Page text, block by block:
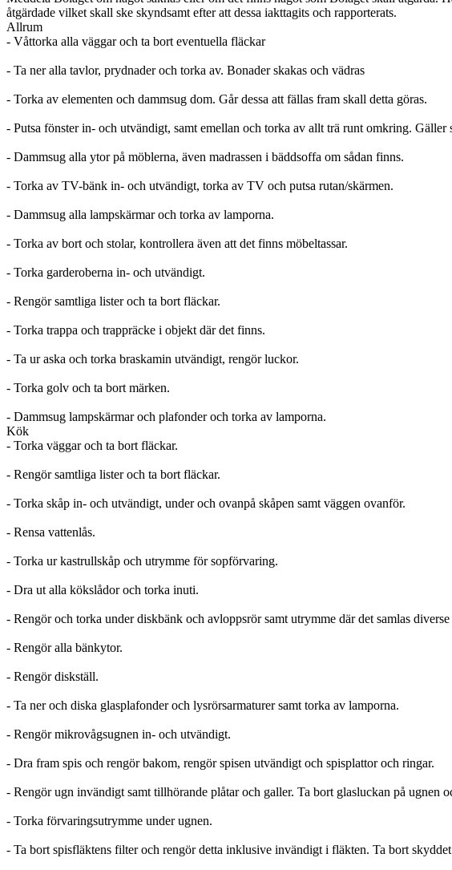
åtgärdade vilket skall ske skyndsamt efter att dessa iakttagits och rapporterats.
Allrum
- Våttorka alla väggar och ta bort eventuella fläckar
- Ta ner alla tavlor, prydnader och torka av. Bonader skakas och vädras
- Torka av elementen och dammsug dom. Går dessa att fällas fram skall detta göras.
- Putsa fönster in- och utvändigt, samt emellan och torka av allt trä runt omkring.
- Dammsug alla ytor på möblerna, även madrassen i bäddsoffa om sådan finns.
- Torka av TV-bänk in- och utvändigt, torka av TV och putsa rutan/skärmen.
- Dammsug alla lampskärmar och torka av lamporna.
- Torka av bort och stolar, kontrollera även att det finns möbeltassar.
- Torka garderoberna in- och utvändigt.
- Rengör samtliga lister och ta bort fläckar.
- Torka trappa och trappräcke i objekt där det finns.
- Ta ur aska och torka braskamin utvändigt, rengör luckor.
- Torka golv och ta bort märken.
- Dammsug lampskärmar och plafonder och torka av lamporna.
Kök
- Torka väggar och ta bort fläckar.
- Rengör samtliga lister och ta bort fläckar.
- Torka skåp in- och utvändigt, under och ovanpå skåpen samt väggen ovanför.
- Rensa vattenlås.
- Torka ur kastrullskåp och utrymme för sopförvaring.
- Dra ut alla kökslådor och torka inuti.
- Rengör och torka under diskbänk och avloppsrör samt utrymme där det samlas diverse
- Rengör alla bänkytor.
- Rengör diskställ.
- Ta ner och diska glasplafonder och lysrörsarmaturer samt torka av lamporna.
- Rengör mikrovågsugnen in- och utvändigt.
- Dra fram spis och rengör bakom, rengör spisen utvändigt och spisplattor och ringar.
- Rengör ugn invändigt samt tillhörande plåtar och galler. Ta bort glasluckan på ugnen
- Torka förvaringsutrymme under ugnen.
- Ta bort spisfläktens filter och rengör detta inklusive invändigt i fläkten. Ta bort